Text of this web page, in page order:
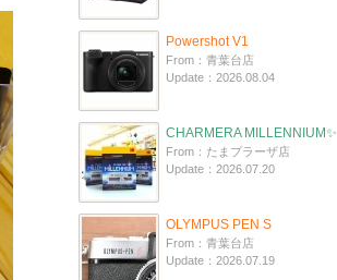
Powershot V1
From：青葉台店
Update：2026.08.04
CHARMERA MILLENNIUM✨
From：たまプラーザ店
Update：2026.07.20
OLYMPUS PEN S
From：青葉台店
Update：2026.07.19